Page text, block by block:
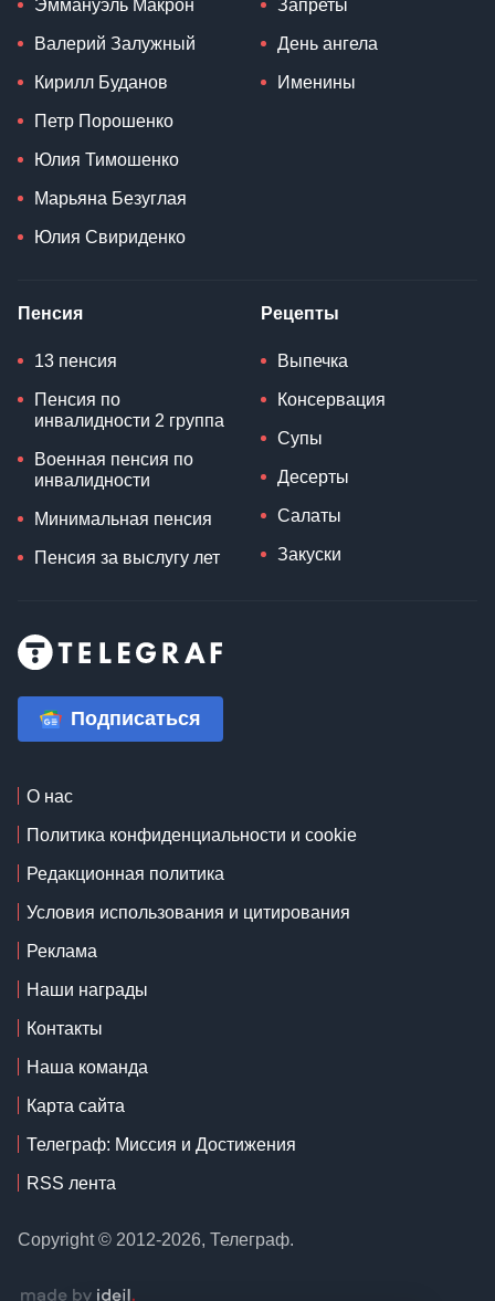
Эммануэль Макрон
Валерий Залужный
Кирилл Буданов
Петр Порошенко
Юлия Тимошенко
Марьяна Безуглая
Юлия Свириденко
Запреты
День ангела
Именины
Пенсия
13 пенсия
Пенсия по
инвалидности 2 группа
Военная пенсия по
инвалидности
Минимальная пенсия
Пенсия за выслугу лет
Рецепты
Выпечка
Консервация
Супы
Десерты
Салаты
Закуски
Подписаться
О нас
Политика конфиденциальности и cookie
Редакционная политика
Условия использования и цитирования
Реклама
Наши награды
Контакты
Наша команда
Карта сайта
Телеграф: Миссия и Достижения
RSS лента
Copyright © 2012-2026, Телеграф.